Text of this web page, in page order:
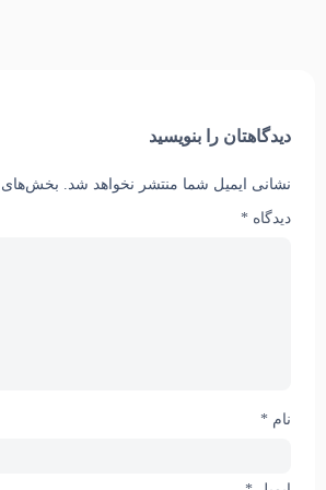
دیدگاهتان را بنویسید
نشانی ایمیل شما منتشر نخواهد شد. بخش‌های
دیدگاه*
نام*